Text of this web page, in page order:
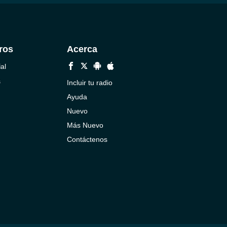
Acerca
Incluir tu radio
Ayuda
Nuevo
Más Nuevo
Contáctenos